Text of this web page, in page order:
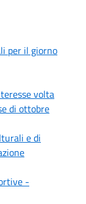
per il giorno
volta
di ottobre
e di
-